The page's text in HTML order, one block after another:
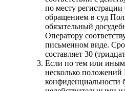
по месту
обращением в суд
обязательный
Оператору
письменном виде.
составляет 30
Если по тем или
несколько
конфиденциальности